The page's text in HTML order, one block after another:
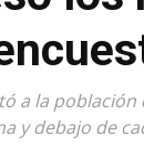
a la
y debajo de